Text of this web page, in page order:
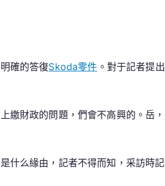
確的答復Skoda零件 。對于記者提
繳財政的問題，們會不高興的。岳
什么緣由，記者不得而知，采訪時